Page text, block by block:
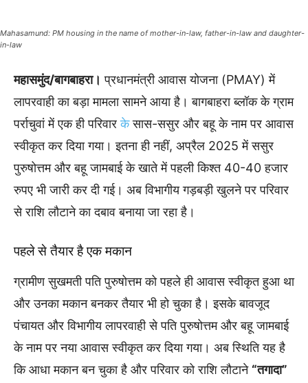
Mahasamund: PM housing in the name of mother-in-law, father-in-law and daughter-
in-law
महासमुंद/बागबाहरा। प्रधानमंत्री आवास योजना (PMAY) में
लापरवाही का बड़ा मामला सामने आया है। बागबाहरा ब्लॉक के ग्राम
पर्राचुवां में एक ही परिवारकेसास-ससुर और बहू के नाम पर आवास
स्वीकृत कर दिया गया। इतना ही नहीं, अप्रैल 2025 में ससुर
पुरुषोत्तम और बहू जामबाई के खाते में पहली किश्त 40-40 हजार
रुपए भी जारी कर दी गई। अब विभागीय गड़बड़ी खुलने पर परिवार
से राशि लौटाने का दबाव बनाया जा रहा है।
पहले से तैयार है एक मकान
ग्रामीण सुखमती पति पुरुषोत्तम को पहले ही आवास स्वीकृत हुआ था
और उनका मकान बनकर तैयार भी हो चुका है। इसके बावजूद
पंचायत और विभागीय लापरवाही से पति पुरुषोत्तम और बहू जामबाई
के नाम पर नया आवास स्वीकृत कर दिया गया। अब स्थिति यह है
कि आधा मकान बन चुका है और परिवार को राशि लौटाने “तगादा”